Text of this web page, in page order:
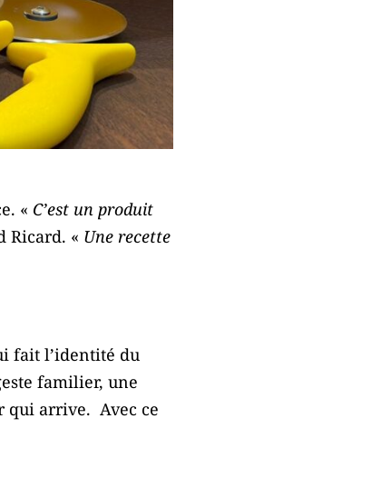
« C’est un produit
Ricard. « Une recette
fait l’identité du
familier, une
qui arrive. Avec ce